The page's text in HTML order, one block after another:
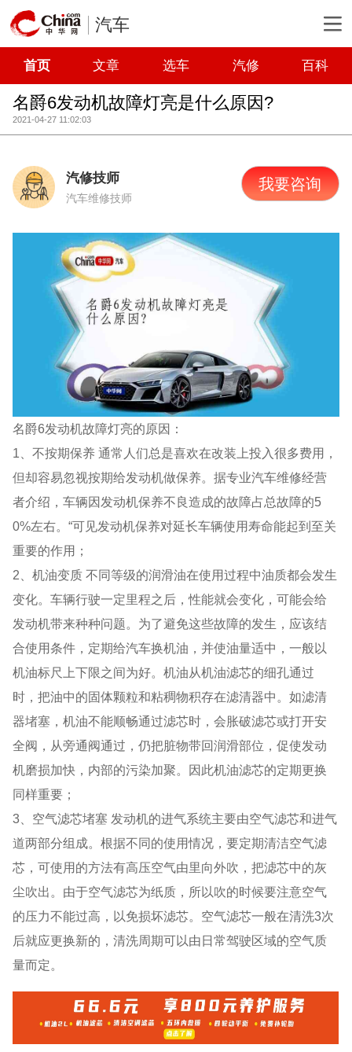
汽车
首页 文章 选车 汽修 百科
名爵6发动机故障灯亮是什么原因?
2021-04-27 11:02:03
汽修技师
汽车维修技师
我要咨询
名爵6发动机故障灯亮的原因：
1、不按期保养 通常人们总是喜欢在改装上投入很多费用，
但却容易忽视按期给发动机做保养。据专业汽车维修经营
者介绍，车辆因发动机保养不良造成的故障占总故障的5
0%左右。“可见发动机保养对延长车辆使用寿命能起到至关
重要的作用；
2、机油变质 不同等级的润滑油在使用过程中油质都会发生
变化。车辆行驶一定里程之后，性能就会变化，可能会给
发动机带来种种问题。为了避免这些故障的发生，应该结
合使用条件，定期给汽车换机油，并使油量适中，一般以
机油标尺上下限之间为好。机油从机油滤芯的细孔通过
时，把油中的固体颗粒和粘稠物积存在滤清器中。如滤清
器堵塞，机油不能顺畅通过滤芯时，会胀破滤芯或打开安
全阀，从旁通阀通过，仍把脏物带回润滑部位，促使发动
机磨损加快，内部的污染加聚。因此机油滤芯的定期更换
同样重要；
3、空气滤芯堵塞 发动机的进气系统主要由空气滤芯和进气
道两部分组成。根据不同的使用情况，要定期清洁空气滤
芯，可使用的方法有高压空气由里向外吹，把滤芯中的灰
尘吹出。由于空气滤芯为纸质，所以吹的时候要注意空气
的压力不能过高，以免损坏滤芯。空气滤芯一般在清洗3次
后就应更换新的，清洗周期可以由日常驾驶区域的空气质
量而定。